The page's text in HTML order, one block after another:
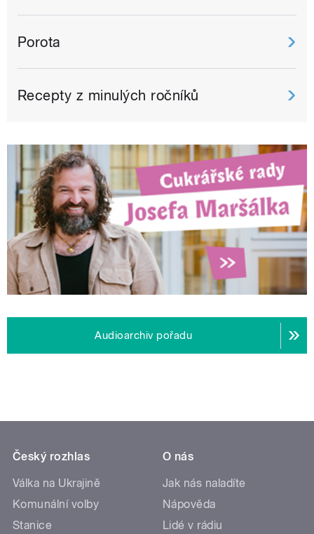
Porota
Recepty z minulých ročníků
Audioarchiv pořadu
Český rozhlas
Válka na Ukrajině
Komunální volby
Stanice
O nás
Jak nás naladíte
Nápověda
Lidé v rádiu